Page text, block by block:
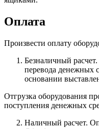
Оплата
Произвести оплату
Безналичный
перевода денежных
основании
Отгрузка оборудования
поступления денежных
Наличный расчет.